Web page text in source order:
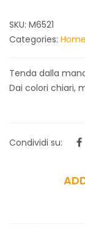
SKU: M6521
Categories:
Tenda dalla
Dai colori chiari,
Condividi su: